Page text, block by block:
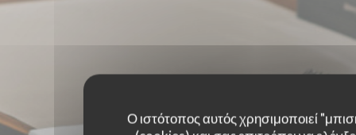
Ο ιστότοπος αυτός χρησιμοποιεί